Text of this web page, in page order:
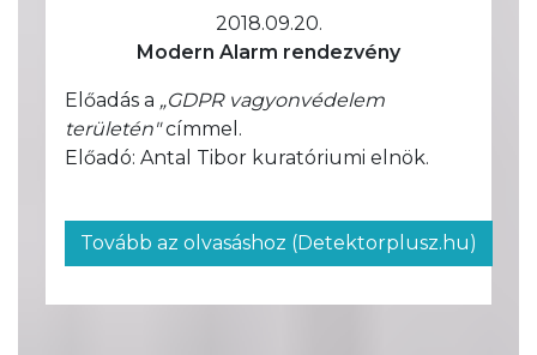
2018.09.20.
Modern Alarm rendezvény
Előadás a „GDPR vagyonvédelem
területén"címmel.
Előadó: Antal Tibor kuratóriumi elnök.
Tovább az olvasáshoz (Detektorplusz.hu)